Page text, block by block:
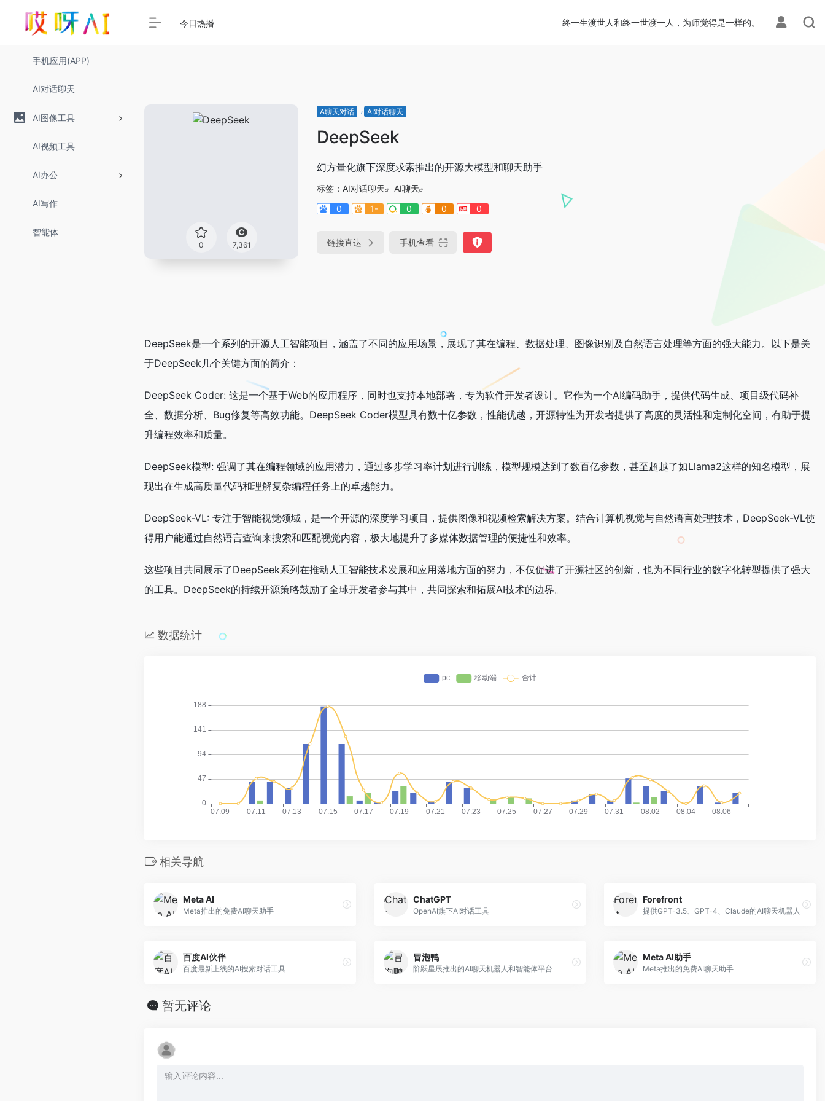
手机应用(APP)
AI对话聊天
AI图像工具
AI视频工具
AI办公
AI写作
智能体
今日热播 终一生渡世人和终一世渡一人，为师觉得是一样的。
0 7,361
A聊天对话 AI对话聊天
DeepSeek
幻方量化旗下深度求索推出的开源大模型和聊天助手
标签： AI对话聊天
AI聊天
0
1- 0 0 0
链接直达 手机查看
DeepSeek是一个系列的开源人工智能项目，涵盖了不同的应用场景，展现了其在编程、数据处理、图像识别及自然语言处理等方面的强大能力。以下是关
于DeepSeek几个关键方面的简介：
DeepSeek Coder: 这是一个基于Web的应用程序，同时也支持本地部署，专为软件开发者设计。它作为一个AI编码助手，提供代码生成、项目级代码补
全、数据分析、Bug修复等高效功能。DeepSeek Coder模型具有数十亿参数，性能优越，开源特性为开发者提供了高度的灵活性和定制化空间，有助于提
升编程效率和质量。
DeepSeek模型: 强调了其在编程领域的应用潜力，通过多步学习率计划进行训练，模型规模达到了数百亿参数，甚至超越了如Llama2这样的知名模型，展
现出在生成高质量代码和理解复杂编程任务上的卓越能力。
DeepSeek-VL: 专注于智能视觉领域，是一个开源的深度学习项目，提供图像和视频检索解决方案。结合计算机视觉与自然语言处理技术，DeepSeek-VL使
得用户能通过自然语言查询来搜索和匹配视觉内容，极大地提升了多媒体数据管理的便捷性和效率。
这些项目共同展示了DeepSeek系列在推动人工智能技术发展和应用落地方面的努力，不仅促进了开源社区的创新，也为不同行业的数字化转型提供了强大
的工具。DeepSeek的持续开源策略鼓励了全球开发者参与其中，共同探索和拓展AI技术的边界。
数据统计
相关导航
Meta AI
Meta推出的免费AI聊天助手
ChatGPT
OpenAI旗下AI对话工具
Forefront
提供GPT-3.5、GPT-4、Claude的AI聊天机器人
百度AI伙伴
百度最新上线的AI搜索对话工具
冒泡鸭
阶跃星辰推出的AI聊天机器人和智能体平台
Meta AI助手
Meta推出的免费AI聊天助手
暂无评论